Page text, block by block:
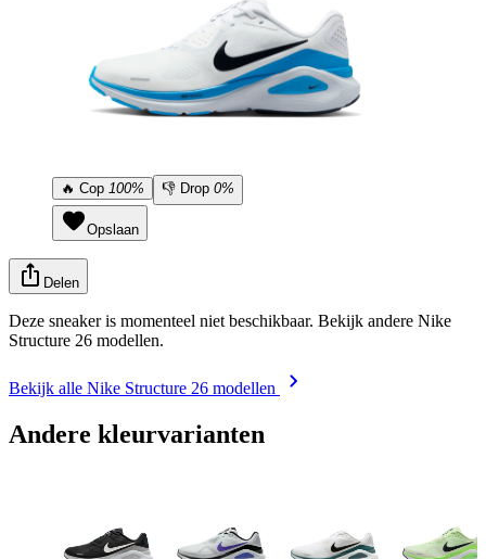
🔥 Cop 100% 👎 Drop 0%
Opslaan
Delen
Deze sneaker is momenteel niet beschikbaar. Bekijk andere Nike
Structure 26 modellen.
Bekijk alle Nike Structure 26 modellen
Andere kleurvarianten